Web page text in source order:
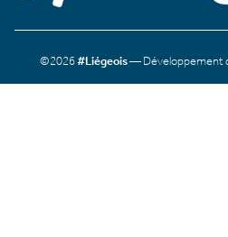
©2026#Liégeois— Développement